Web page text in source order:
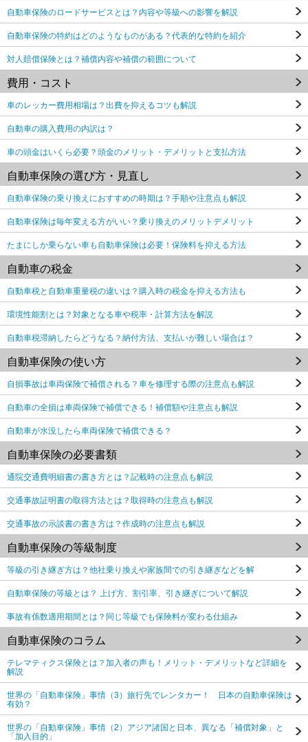
自動車保険のロードサービスとは？内容や等級への影響を解説
自動車保険の特約はどのようなものがある？代表的な特約を紹介
対人賠償保険とは？補償内容や補償の範囲について
費用・コスト
車のレッカー費用相場は？出費を抑えるコツも解説
自動車の購入費用の内訳は？
車の頭金はいくら必要？頭金のメリット・デメリットと支払方法
自動車保険の選び方・見直し
自動車保険の乗り換えにおすすめの時期は？手順や注意点も解説
自動車保険は毎年変える方がいい？乗り換えのメリットデメリット
たまにしか乗らない車も自動車保険は必要！保険料を抑える方法
自動車の税金
自動車税と自動車重量税の違いは？購入時の税金を抑える方法も
環境性能割とは？対象となる車や税率・計算方法を解説
自動車税滞納したらどうなる？納付方法、支払いが難しい場合は？
自動車保険の使い方
自損事故は車両保険で補償される？車を修理する際の注意点も解説
自動車の全損は車両保険で補償できる！補償額や注意点も解説
自動車が水没したら車両保険で補償できる？
自動車保険の必要書類
通院交通費明細書の書き方とは？記載時の注意点も解説
交通事故証明書の取得方法とは？取得時の注意点も解説
交通事故の示談書の書き方は？作成時の注意点も解説
自動車保険の等級制度
等級の引き継ぎ方は？他社乗り換えや家族間での引き継ぎなどを解
自動車保険の等級とは？ 上げ方、割引率、引き継ぎについて解説
事故有係数適用期間とは？同じ等級でも保険料が変わる仕組み
自動車保険のコラム
テレマティクス保険とは？加入者の声も！メリット・デメリットなど詳細を
解説
世界の「自動車保険」事情（3）旅行先でレンタカー！ 日本の自動車保険は
有効？
世界の「自動車保険」事情（2）アジア諸国と日本、異なる「補償対象」と
「加入目的」